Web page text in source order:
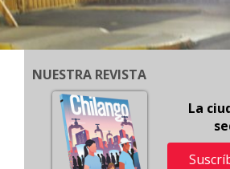
NUESTRA REVISTA
La